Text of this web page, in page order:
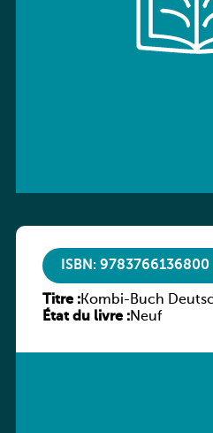
ISBN: 9783766136800
Titre :Kombi-Buch
État du livre :Neuf